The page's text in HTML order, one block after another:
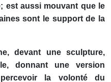
est aussi mouvant que le
sont le support de la
devant une sculpture,
donnant une version
la volonté du